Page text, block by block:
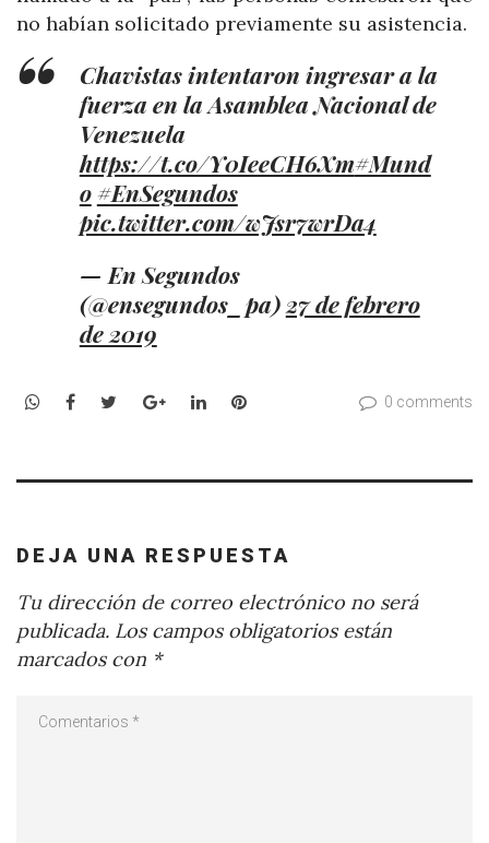
no habían solicitado previamente su asistencia.
Chavistas intentaron ingresar a la
fuerza en la Asamblea Nacional de
Venezuela
https://t.co/Y0IeeCH6Xm#Mund
o#EnSegundos
pic.twitter.com/wJsr7wrDa4
— En Segundos
(@ensegundos_pa)27 de febrero
de 2019
WhatsApp
Facebook
TwitterGoogle+LinkedInPinterest 0 comments
DEJA UNA RESPUESTA
Tu dirección de correo electrónico no será
publicada. Los campos obligatorios están
marcados con *